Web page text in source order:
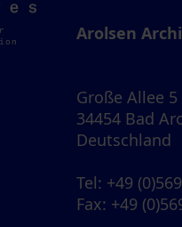
Arolsen
Große Allee 5
34454 Bad
Deutschland
Tel: +49
Fax: +49